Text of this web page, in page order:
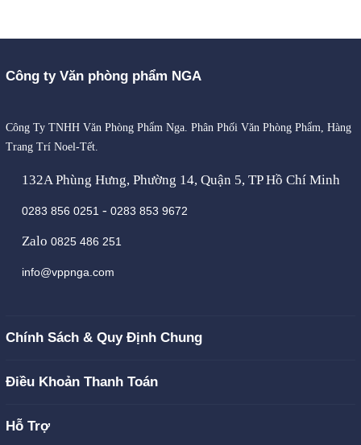
Công ty Văn phòng phẩm NGA
Công Ty TNHH Văn Phòng Phẩm Nga. Phân Phối Văn Phòng Phẩm, Hàng
Trang Trí Noel-Tết.
132A Phùng Hưng, Phường 14, Quận 5, TP Hồ Chí Minh
0283 856 0251 - 0283 853 9672
Zalo 0825 486 251
info@vppnga.com
Chính Sách & Quy Định Chung
Điều Khoản Thanh Toán
Hỗ Trợ